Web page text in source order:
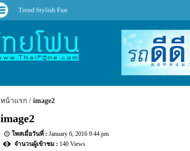
Trend Stylish Fun
หน้าแรก image2
image2
January 6, 2016 9:44 pm
140 Views